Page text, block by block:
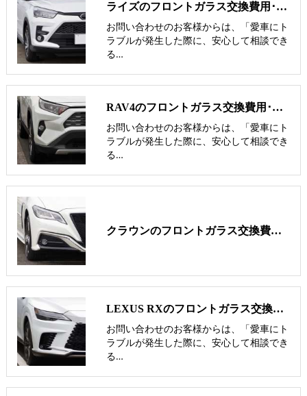
ライズのフロントガラス交換費用･飛び石修理費用･低価格ガラス紹介
お問い合わせのお客様からは、「愛車にト
ラブルが発生した際に、安心して相談でき
る…
RAV4のフロントガラス交換費用･飛び石修理費用･低価格ガラス紹介
お問い合わせのお客様からは、「愛車にト
ラブルが発生した際に、安心して相談でき
る…
クラウンのフロントガラス交換費用･飛び石修理費用･低価格ガラス紹介
LEXUS RXのフロントガラス交換費用･飛び石修理費用･低価格ガラス紹介
お問い合わせのお客様からは、「愛車にト
ラブルが発生した際に、安心して相談でき
る…